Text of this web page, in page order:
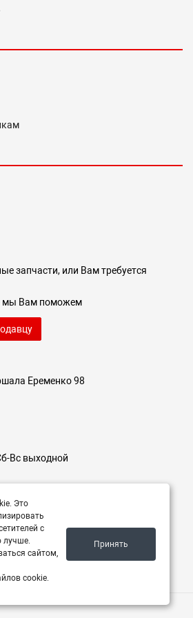
запчасти, или Вам требуется
мы Вам поможем
Еременко 98
Вс выходной
Это
с
лучше.
сайтом,
cookie.
Принять